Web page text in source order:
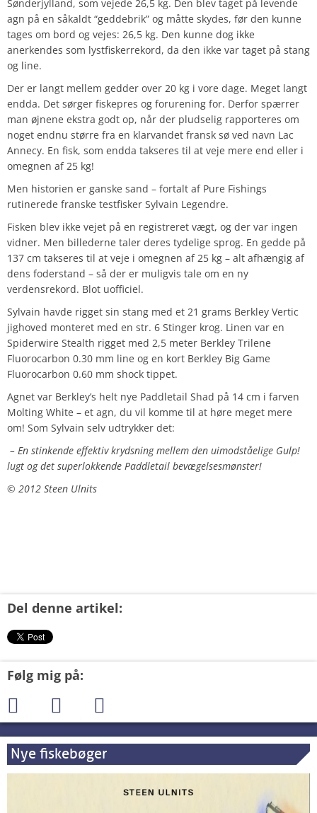
Sønderjylland, som vejede 26,5 kg. Den blev taget på levende
agn på en såkaldt “geddebrik” og måtte skydes, før den kunne
tages om bord og vejes: 26,5 kg. Den kunne dog ikke
anerkendes som lystfiskerrekord, da den ikke var taget på stang
og line.
Der er langt mellem gedder over 20 kg i vore dage. Meget langt
endda. Det sørger fiskepres og forurening for. Derfor spærrer
man øjnene ekstra godt op, når der pludselig rapporteres om
noget endnu større fra en klarvandet fransk sø ved navn Lac
Annecy. En fisk, som endda takseres til at veje mere end eller i
omegnen af 25 kg!
Men historien er ganske sand – fortalt af Pure Fishings
rutinerede franske testfisker Sylvain Legendre.
Fisken blev ikke vejet på en registreret vægt, og der var ingen
vidner. Men billederne taler deres tydelige sprog. En gedde på
137 cm takseres til at veje i omegnen af 25 kg – alt afhængig af
dens foderstand – så der er muligvis tale om en ny
verdensrekord. Blot uofficiel.
Sylvain havde rigget sin stang med et 21 grams Berkley Vertic
jighoved monteret med en str. 6 Stinger krog. Linen var en
Spiderwire Stealth rigget med 2,5 meter Berkley Trilene
Fluorocarbon 0.30 mm line og en kort Berkley Big Game
Fluorocarbon 0.60 mm shock tippet.
Agnet var Berkley’s helt nye Paddletail Shad på 14 cm i farven
Molting White – et agn, du vil komme til at høre meget mere
om! Som Sylvain selv udtrykker det:
– En stinkende effektiv krydsning mellem den uimodståelige Gulp!
lugt og det superlokkende Paddletail bevægelsesmønster!
© 2012 Steen Ulnits
Del denne artikel:
Følg mig på:
Nye fiskebøger